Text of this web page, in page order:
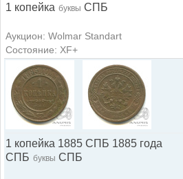
1 копейка буквы СПБ
Аукцион: Wolmar Standart
Состояние: XF+
1 копейка 1885 СПБ 1885 года
СПБ буквы СПБ